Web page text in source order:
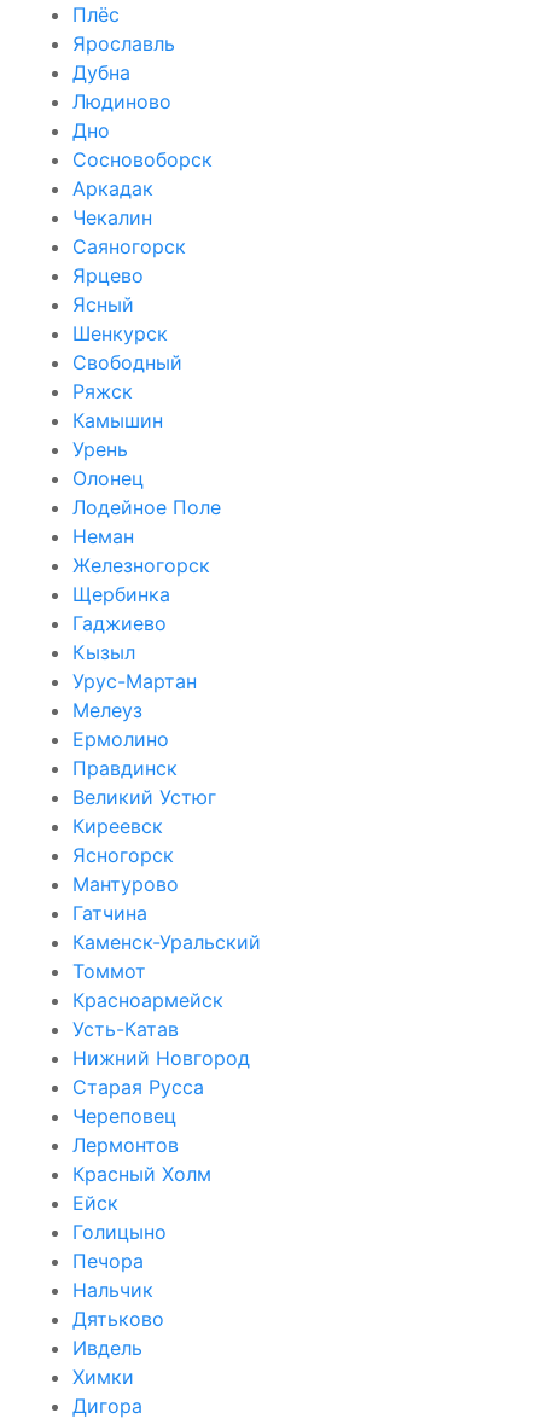
Плёс
Ярославль
Дубна
Людиново
Дно
Сосновоборск
Аркадак
Чекалин
Саяногорск
Ярцево
Ясный
Шенкурск
Свободный
Ряжск
Камышин
Урень
Олонец
Лодейное Поле
Неман
Железногорск
Щербинка
Гаджиево
Кызыл
Урус-Мартан
Мелеуз
Ермолино
Правдинск
Великий Устюг
Киреевск
Ясногорск
Мантурово
Гатчина
Каменск-Уральский
Томмот
Красноармейск
Усть-Катав
Нижний Новгород
Старая Русса
Череповец
Лермонтов
Красный Холм
Ейск
Голицыно
Печора
Нальчик
Дятьково
Ивдель
Химки
Дигора